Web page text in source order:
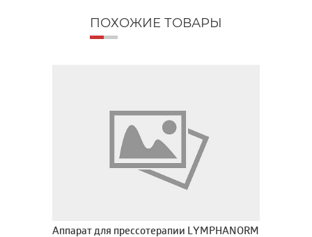
ПОХОЖИЕ ТОВАРЫ
Аппарат для прессотерапии LYMPHANORM